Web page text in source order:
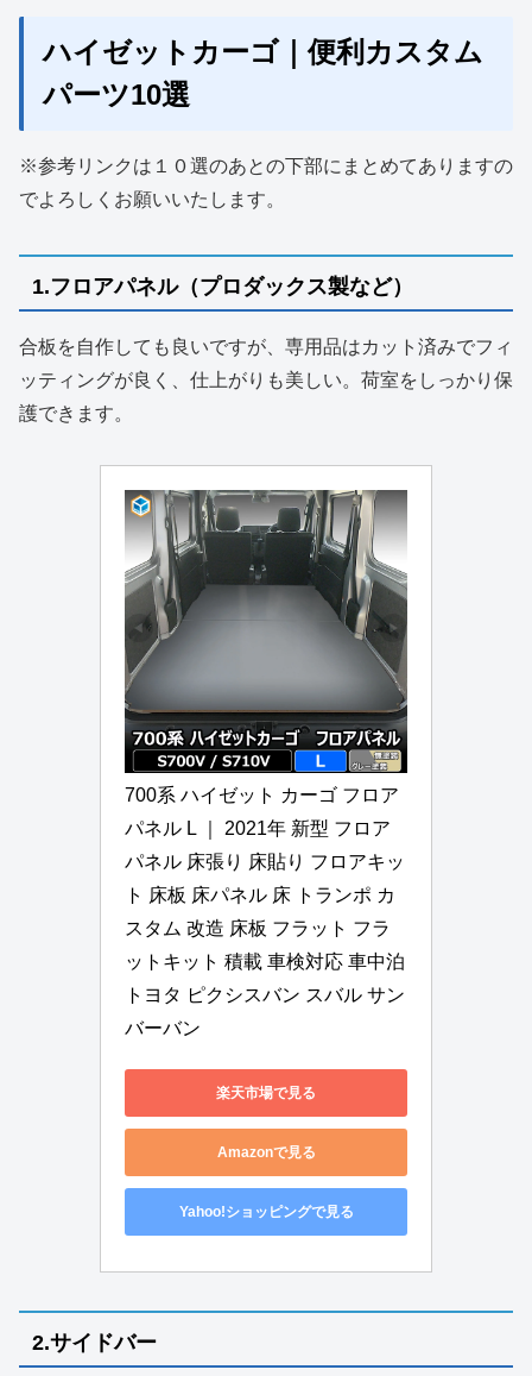
ハイゼットカーゴ｜便利カスタム
パーツ10選
※参考リンクは１０選のあとの下部にまとめてありますの
でよろしくお願いいたします。
1.フロアパネル（プロダックス製など）
合板を自作しても良いですが、専用品はカット済みでフィ
ッティングが良く、仕上がりも美しい。荷室をしっかり保
護できます。
700系 ハイゼット カーゴ フロア
パネル L ｜ 2021年 新型 フロア
パネル 床張り 床貼り フロアキッ
ト 床板 床パネル 床 トランポ カ
スタム 改造 床板 フラット フラ
ットキット 積載 車検対応 車中泊
トヨタ ピクシスバン スバル サン
バーバン
楽天市場で見る
Amazonで見る
Yahoo!ショッピングで見る
2.サイドバー